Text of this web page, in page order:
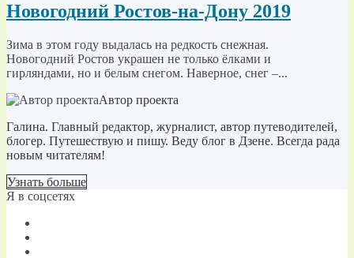
Новогодний Ростов-на-Дону 2019
Зима в этом году выдалась на редкость снежная.
Новогодний Ростов украшен не только ёлками и
гирляндами, но и белым снегом. Наверное, снег –...
Автор проекта
Галина. Главный редактор, журналист, автор путеводителей,
блогер. Путешествую и пишу. Веду блог в Дзене. Всегда рада
новым читателям!
Узнать больше
Я в соцсетях